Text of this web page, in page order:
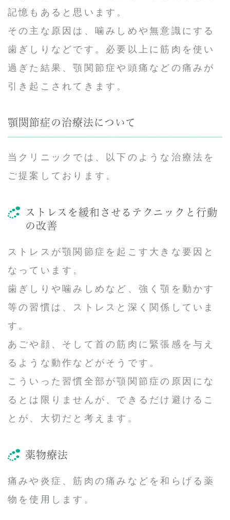
記憶もあると思います。
その主な原因は、噛みしめや無意識にする
歯ぎしりなどです。必要以上に筋肉を使い
過ぎた結果、顎関節症や頭痛などの痛みが
引き起こされてきます。
顎関節症の治療法について
当クリニックでは、以下のような治療法を
ご提案しております。
ストレスを緩和させるテクニックと行動
の改善
ストレスが顎関節症を起こす大きな要因と
なっています。
歯ぎしりや噛みしめなど、強く顎を動かす
等の習慣は、ストレスと深く関係していま
す。
あごや顔、そして首の筋肉に緊張感を与え
るような動作などがそうです。
こういった習慣全部が顎関節症の原因にな
るとは限りませんが、できるだけ避けるこ
とが、大切だと考えます。
薬物療法
痛みや炎症、筋肉の痛みなどを和らげる薬
物を使用します。